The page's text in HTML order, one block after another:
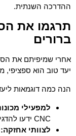
ההדרכה השנתית.
תרגמו את
ברורים
אחרי שמיפיתם את
יעד טוב הוא ספציפי,
הנה כמה דוגמאות
למפעילי
CNC ידעו להדגים בפועל נוהל נעילה ותיוג (LOTO) תקין."
לצוותי אחזקה: